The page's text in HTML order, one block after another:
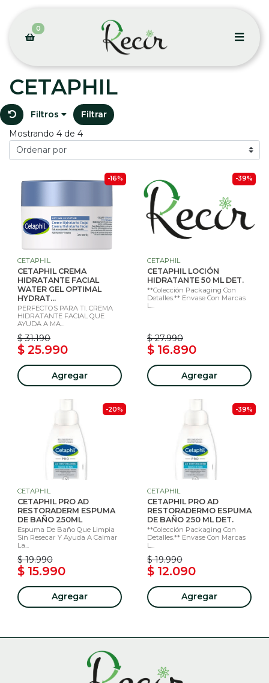
0
CETAPHIL
Filtros
Filtrar
Mostrando 4 de 4
-16%
CETAPHIL
CETAPHIL CREMA
HIDRATANTE FACIAL
WATER GEL OPTIMAL
HYDRAT...
PERFECTOS PARA TI. CREMA
HIDRATANTE FACIAL QUE
AYUDA A MA...
$ 31.190
$ 25.990
Agregar
-39%
CETAPHIL
CETAPHIL LOCIÓN
HIDRATANTE 50 ML DET.
**Colección Packaging Con
Detalles.** Envase Con Marcas
L...
$ 27.990
$ 16.890
Agregar
-20%
CETAPHIL
CETAPHIL PRO AD
RESTORADERM ESPUMA
DE BAÑO 250ML
Espuma De Baño Que Limpia
Sin Resecar Y Ayuda A Calmar
La...
$ 19.990
$ 15.990
Agregar
-39%
CETAPHIL
CETAPHIL PRO AD
RESTORADERMO ESPUMA
DE BAÑO 250 ML DET.
**Colección Packaging Con
Detalles.** Envase Con Marcas
L...
$ 19.990
$ 12.090
Agregar